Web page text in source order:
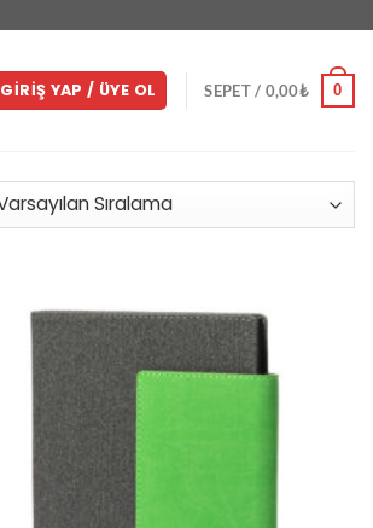
GIRIŞ YAP / ÜYE OL SEPET / 0,00₺ 0